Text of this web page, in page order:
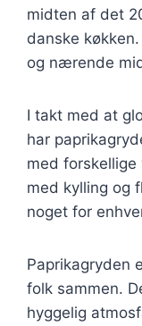
midten af det
danske
og nærende
I takt med at
har
med
med kylling og
noget for
Paprikagryden
folk sammen.
hyggelig